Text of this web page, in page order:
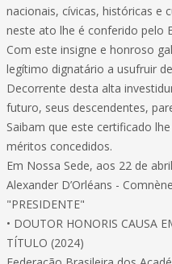
nacionais, cívicas, históricas e
neste ato lhe é conferido pelo
Com este insigne e honroso
legítimo dignatário a usufruir
Decorrente desta alta
futuro, seus descendentes,
Saibam que este certificado
méritos concedidos.
Em Nossa Sede, aos 22 de
Alexander D’Orléans - Comnène
"PRESIDENTE"
• DOUTOR HONORIS CAUSA
TÍTULO (2024)